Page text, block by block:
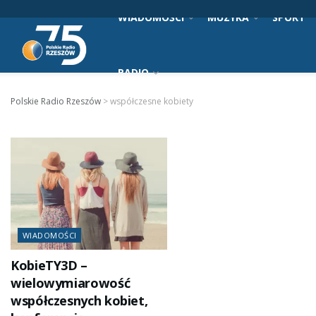
WIADOMOŚCI MUZYKA SPORT
RADIO
Polskie Radio Rzeszów >współczesne kobiety
WIADOMOŚCI
KobieTY3D –
wielowymiarowość
współczesnych kobiet,